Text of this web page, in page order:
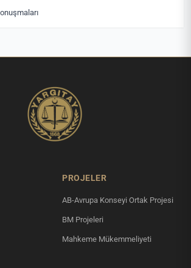
PROJELER
AB-Avrupa Konseyi Ortak Projesi
BM Projeleri
Mahkeme Mükemmeliyeti